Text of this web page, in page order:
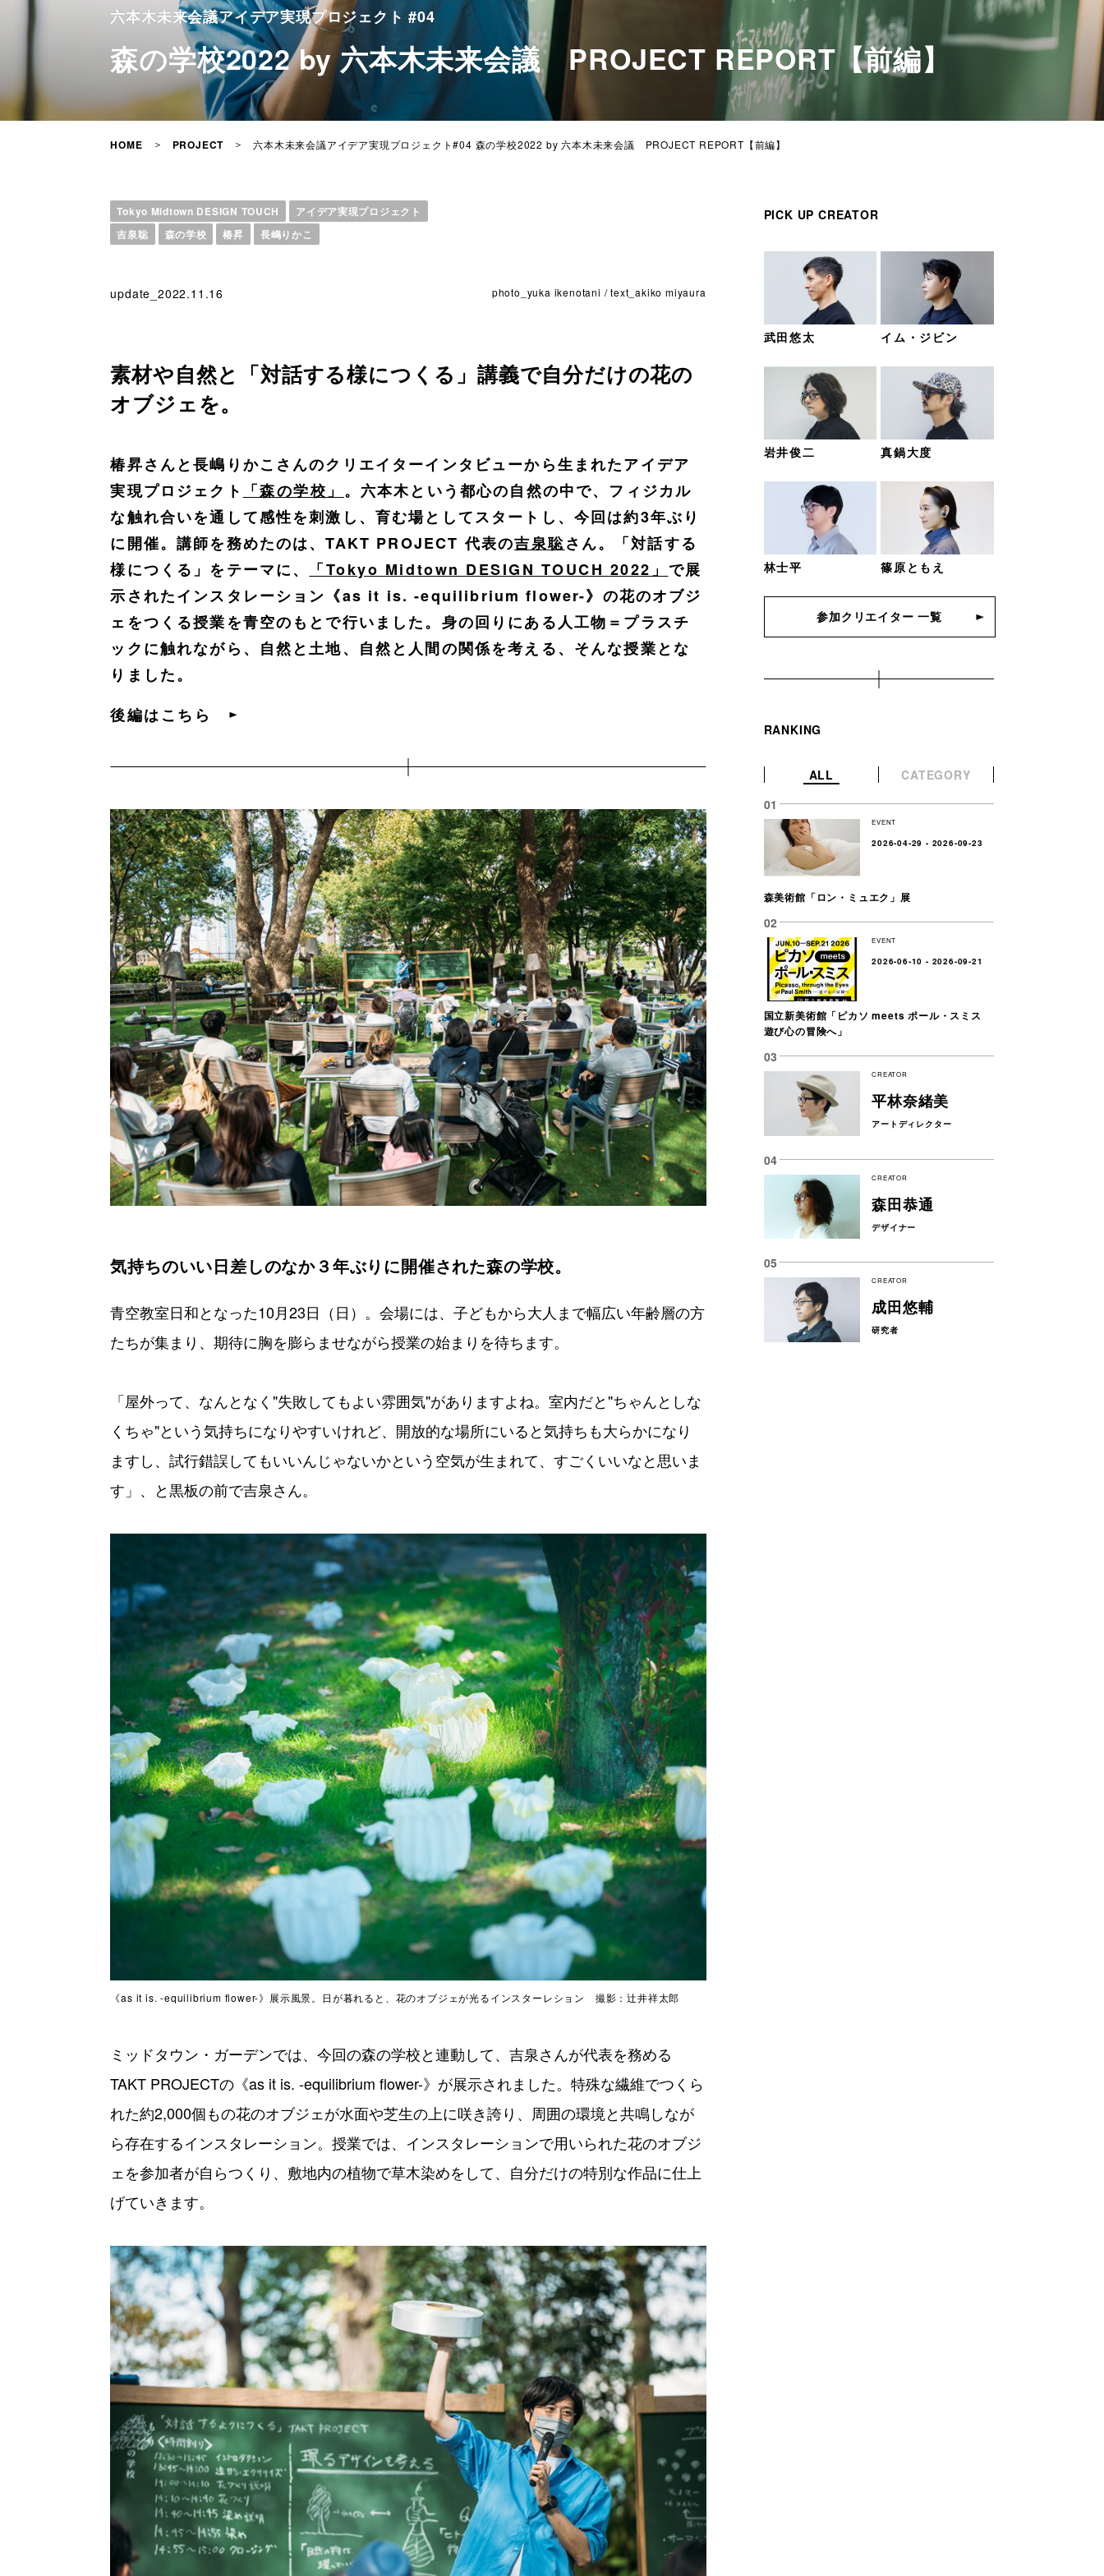
六本木未来会議アイデア実現プロジェクト #04
森の学校2022 by 六本木未来会議 PROJECT REPORT【前編】
HOME PROJECT 六本木未来会議アイデア実現プロジェクト#04 森の学校2022 by 六本木未来会議 PROJECT REPORT【前編】
Tokyo Midtown DESIGN TOUCH
アイデア実現プロジェクト
吉泉聡
森の学校 椿昇 長嶋りかこ
update_2022.11.16 photo_yuka ikenotani / text_akiko miyaura
素材や自然と「対話する様につくる」講義で自分だけの花の
オブジェを。
椿昇さんと長嶋りかこさんのクリエイターインタビューから生まれたアイデア
実現プロジェクト 「森の学校」 。六本木という都心の自然の中で、フィジカル
な触れ合いを通して感性を刺激し、育む場としてスタートし、今回は約3年ぶり
に開催。講師を務めたのは、TAKT PROJECT 代表の吉泉聡さん。「対話する
様につくる」をテーマに、
「Tokyo Midtown DESIGN TOUCH 2022」 で展
示されたインスタレーション《as it is. -equilibrium flower-》の花のオブジ
ェをつくる授業を青空のもとで行いました。身の回りにある人工物＝プラスチ
ックに触れながら、自然と土地、自然と人間の関係を考える、そんな授業とな
りました。
後編はこちら
気持ちのいい日差しのなか３年ぶりに開催された森の学校。
青空教室日和となった10月23日（日）。会場には、子どもから大人まで幅広い年齢層の方
たちが集まり、期待に胸を膨らませながら授業の始まりを待ちます。
「屋外って、なんとなく"失敗してもよい雰囲気"がありますよね。室内だと"ちゃんとしな
くちゃ"という気持ちになりやすいけれど、開放的な場所にいると気持ちも大らかになり
ますし、試行錯誤してもいいんじゃないかという空気が生まれて、すごくいいなと思いま
す」、と黒板の前で吉泉さん。
《as it is. -equilibrium flower-》展示風景。日が暮れると、花のオブジェが光るインスターレション 撮影：辻井祥太郎
ミッドタウン・ガーデンでは、今回の森の学校と連動して、吉泉さんが代表を務める
TAKT PROJECTの《as it is. -equilibrium flower-》が展示されました。特殊な繊維でつくら
れた約2,000個もの花のオブジェが水面や芝生の上に咲き誇り、周囲の環境と共鳴しなが
ら存在するインスタレーション。授業では、インスタレーションで用いられた花のオブジ
ェを参加者が自らつくり、敷地内の植物で草木染めをして、自分だけの特別な作品に仕上
げていきます。
PICK UP CREATOR
武田悠太 イム・ジビン
岩井俊二 真鍋大度
林士平 篠原ともえ
参加クリエイター 一覧
RANKING
ALL CATEGORY
EVENT
2026-04-29 - 2026-09-23
森美術館「ロン・ミュエク」展
EVENT
2026-06-10 - 2026-09-21
国立新美術館「ピカソ meets ポール・スミス
遊び心の冒険へ」
CREATOR
平林奈緒美
アートディレクター
CREATOR
森田恭通
デザイナー
CREATOR
成田悠輔
研究者